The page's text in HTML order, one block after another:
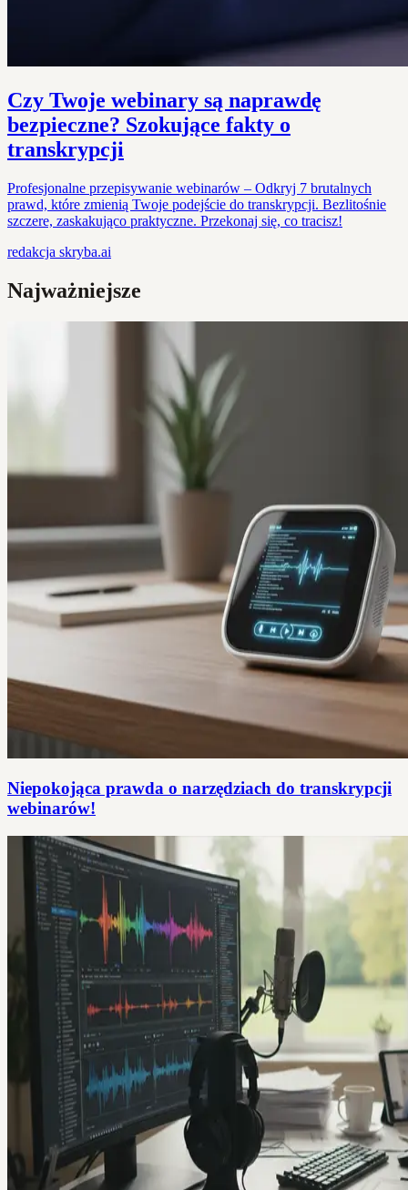
Czy Twoje webinary są naprawdę
bezpieczne? Szokujące fakty o
transkrypcji
Profesjonalne przepisywanie webinarów – Odkryj 7 brutalnych
prawd, które zmienią Twoje podejście do transkrypcji. Bezlitośnie
szczere, zaskakująco praktyczne. Przekonaj się, co tracisz!
redakcja skryba.ai
Najważniejsze
Niepokojąca prawda o narzędziach do transkrypcji
webinarów!